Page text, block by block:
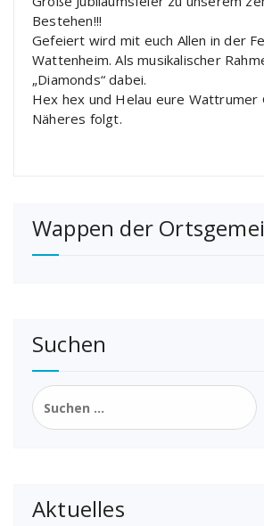
Bestehen!!!
Gefeiert wird mit euch Allen in der
Wattenheim. Als musikalischer
„Diamonds“ dabei.
Hex hex und Helau eure Wattrumer
Näheres folgt.
Wappen der
Suchen
Suchen
nach:
Aktuelles